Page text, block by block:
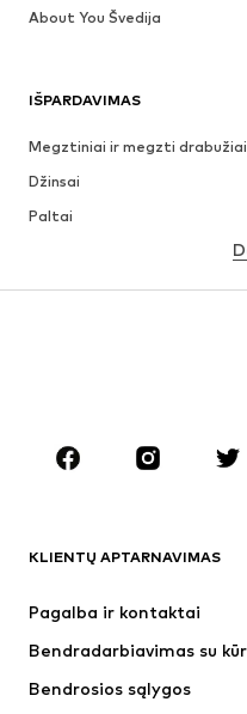
IŠPARDAVIMAS
Megztiniai ir megzti drabužiai
Džinsai
Paltai
Aksesuarai
Naujienos
Marškinėliai ir palaidinės
Striukės
Apatiniai
KLIENTŲ APTARNAVIMAS
Pagalba ir kontaktai
Bendradarbiavimas su
Bendrosios sąlygos
About You Švedija